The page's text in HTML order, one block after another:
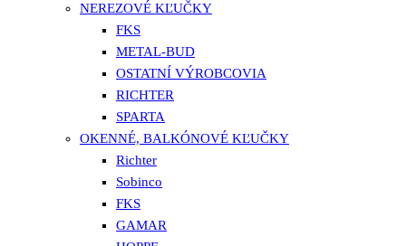
NEREZOVÉ KĽUČKY
FKS
METAL-BUD
OSTATNÍ VÝROBCOVIA
RICHTER
SPARTA
OKENNÉ, BALKÓNOVÉ KĽUČKY
Richter
Sobinco
FKS
GAMAR